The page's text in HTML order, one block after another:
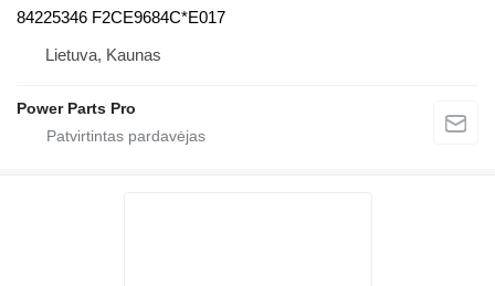
84225346 F2CE9684C*E017
Lietuva, Kaunas
Power Parts Pro